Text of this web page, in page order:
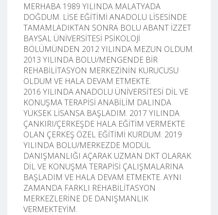
MERHABA 1989 YILINDA MALATYADA
DOĞDUM. LİSE EĞİTİMİ ANADOLU LİSESİNDE
TAMAMLADIKTAN SONRA BOLU ABANT İZZET
BAYSAL ÜNİVERSİTESİ PSİKOLOJİ
BÖLÜMÜNDEN 2012 YILINDA MEZUN OLDUM.
2013 YILINDA BOLU/MENGENDE BİR
REHABİLİTASYON MERKEZİNİN KURUCUSU
OLDUM VE HALA DEVAM ETMEKTE.
2016 YILINDA ANADOLU ÜNİVERSİTESİ DİL VE
KONUŞMA TERAPİSİ ANABİLİM DALINDA
YÜKSEK LİSANSA BAŞLADIM. 2017 YILINDA
ÇANKIRI/ÇERKEŞDE HALA EĞİTİM VERMEKTE
OLAN ÇERKEŞ ÖZEL EĞİTİMİ KURDUM. 2019
YILINDA BOLU/MERKEZDE MODÜL
DANIŞMANLIĞI AÇARAK UZMAN DKT OLARAK
DİL VE KONUŞMA TERAPİSİ ÇALIŞMALARINA
BAŞLADIM VE HALA DEVAM ETMEKTE. AYNI
ZAMANDA FARKLI REHABİLİTASYON
MERKEZLERİNE DE DANIŞMANLIK
VERMEKTEYİM.